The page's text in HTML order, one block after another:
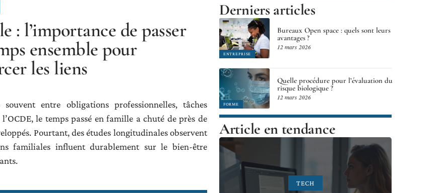
: l’importance de passer
ensemble pour
les liens
entre obligations professionnelles, tâches
le temps passé en famille a chuté de près de
Pourtant, des études longitudinales observent
familiales influent durablement sur le bien-être
Derniers articles
ENTREPRISE
Bureaux Open space : quels sont leurs
avantages ?
12 mars 2026
FORME
Quelle procédure pour l’évaluation du
risque biologique ?
12 mars 2026
Article en tendance
TECH